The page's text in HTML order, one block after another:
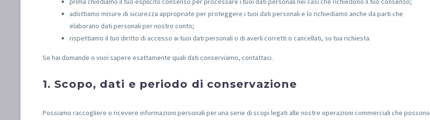
adottiamo misure di sicurezza appropriate per proteggere i tuoi dati personali e lo richiediamo anche da parti che
elaborano dati personali per nostro conto;
rispettiamo il tuo diritto di accesso ai tuoi dati personali o di averli corretti o cancellati, su tua richiesta.
Se hai domande o vuoi sapere esattamente quali dati conserviamo, contattaci.
1. Scopo, dati e periodo di conservazione
Possiamo raccogliere o ricevere informazioni personali per una serie di scopi legati alle nostre operazioni commerciali che possono